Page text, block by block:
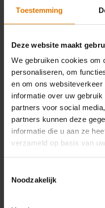
Toestemming
Deze website maakt
We gebruiken cookies om
personaliseren, om
en om ons
informatie over uw
partners voor social
partners kunnen deze
informatie die u aan ze
verzameld op basis van
Noodzakelijk